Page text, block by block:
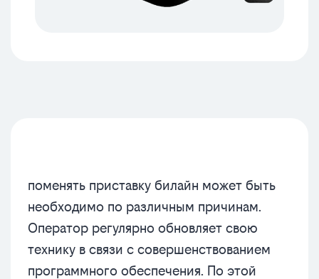
поменять приставку билайн может быть
необходимо по различным причинам.
Оператор регулярно обновляет свою
технику в связи с совершенствованием
программного обеспечения. По этой